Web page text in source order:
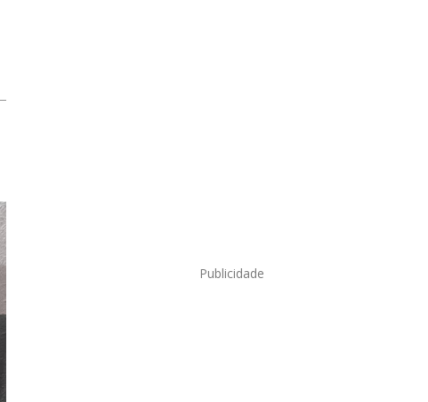
Publicidade